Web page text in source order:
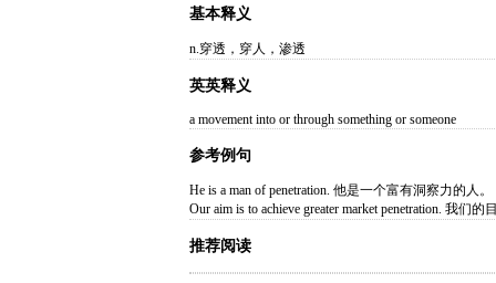
基本释义
n.穿透，穿人，渗透
英英释义
a movement into or through something or someone
参考例句
He is a man of penetration. 他是一个富有洞察力的人。
Our aim is to achieve greater market penetration. 我们
推荐阅读